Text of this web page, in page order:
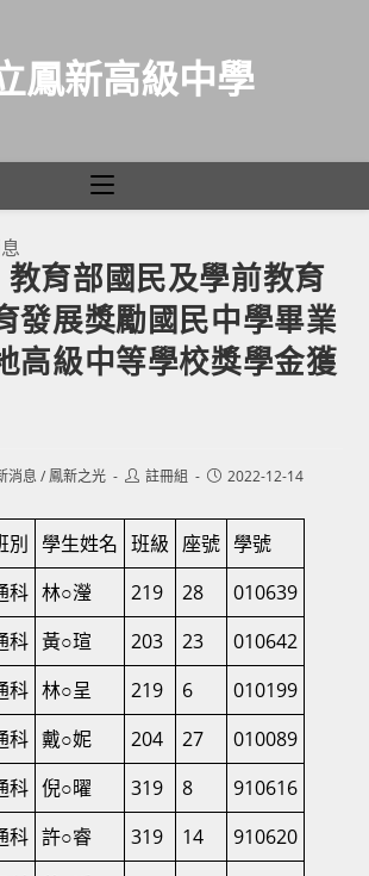
鳳新高級中學
教育部國民及學前教育
發展獎勵國民中學畢業
高級中等學校獎學金獲
消息 / 鳳新之光
Post註冊組
Post2022-12-14
別 學生姓名 班級 座號 學號
科 林○瀅 219 28
010639
科 黃○瑄 203 23
010642
科 林○呈 219 6
010199
科 戴○妮 204 27
010089
科 倪○曜 319 8
910616
科 許○睿 319 14
910620